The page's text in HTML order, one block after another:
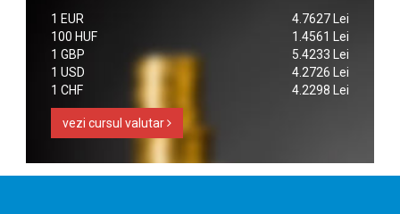
1 EUR
4.7627 Lei
100 HUF
1.4561 Lei
1 GBP
5.4233 Lei
1 USD
4.2726 Lei
1 CHF
4.2298 Lei
vezi cursul valutar